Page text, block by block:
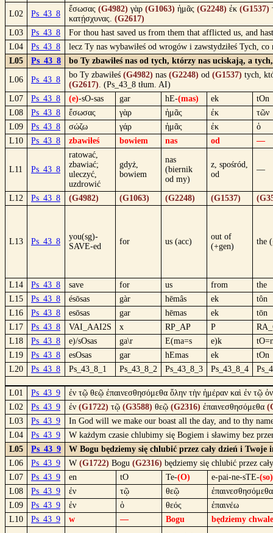
L02 Ps_43_8
ἔσωσας (G4982) γὰρ (G1063) ἡμᾶς (G2248) ἐκ (G1537)
κατῄσχυνας. (G2617)
L03
Ps_43_8
For thou hast saved us from them that afflicted us, and
L04
Ps_43_8
lecz Ty nas wybawiłeś od wrogów i zawstydziłeś Tych,
L05
Ps_43_8 bo Ty zbawiłeś nas od tych, którzy nas uciskają, a
L06 Ps_43_8
bo Ty zbawiłeś (G4982) nas (G2248) od (G1537) tych,
(G2617). (Ps_43_8 tłum. AI)
L07
Ps_43_8 (e)-sO-sas gar hE-(mas) ek
tOn
L08
Ps_43_8 ἔσωσας γὰρ ἡμᾶς ἐκ
τῶν
L09
Ps_43_8 σώζω γάρ ἡμᾶς ἐκ
ὁ
L10
Ps_43_8 zbawiłeś bowiem nas od —
L11 Ps_43_8
ratować,
zbawiać;
uleczyć,
uzdrowić
gdyż,
bowiem
nas
(biernik
od my)
z, spośród,
od
—
L12 Ps_43_8 (G4982) (G1063) (G2248) (G1537)
L13 Ps_43_8
you(sg)-
SAVE-ed
for us (acc)
out of
(+gen)
the
L14 Ps_43_8 save for us from
the
L15
Ps_43_8 ésōsas gàr hēmâs ek
tôn
L16
Ps_43_8 esōsas gar hēmas ek
tōn
L17
Ps_43_8 VAI_AAI2S x RP_AP P
L18
Ps_43_8 e)/sOsas ga\r E(ma=s e)k
L19
Ps_43_8 esOsas gar hEmas ek
tOn
L20
Ps_43_8 Ps_43_8_1 Ps_43_8_2 Ps_43_8_3 Ps_43_8_4
L01 Ps_43_9
ἐν τῷ θεῷ ἐπαινεσθησόμεθα ὅλην τὴν ἡμέραν καὶ ἐν τῷ
L02
Ps_43_9 ἐν (G1722) τῷ (G3588) θεῷ (G2316) ἐπαινεσθησόμεθα
L03
Ps_43_9
In God will we make our boast all the day, and to thy
L04
Ps_43_9
W każdym czasie chlubimy się Bogiem i sławimy bez
L05
Ps_43_9
W Bogu będziemy się chlubić przez cały dzień i
L06
Ps_43_9 W (G1722) Bogu (G2316) będziemy się chlubić przez
L07
Ps_43_9 en tO Te-(O) e-pai-ne-sTE-(so)
L08
Ps_43_9 ἐν τῷ θεῷ
ἐπαινεσθησόμεθα
L09
Ps_43_9 ἐν ὁ θεός
ἐπαινέω
L10
Ps_43_9 w — Bogu będziemy